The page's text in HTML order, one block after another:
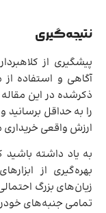
نتیجه‌گیری
پیشگیری از
آگاهی و استفاده
ذکرشده در این
را به حداقل
ارزش واقعی خریداری
به یاد داشته باشید
بهره‌گیری از
زیان‌های بزرگ
تمامی جنبه‌های